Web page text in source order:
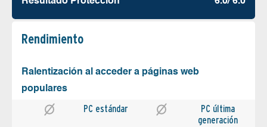
Rendimiento
Ralentización al acceder a páginas web
populares
PC estándar
PC última
generación